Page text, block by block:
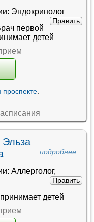
Эндокринолог
Править
первой
детей
.
подробнее...
Аллерголог,
Править
детей